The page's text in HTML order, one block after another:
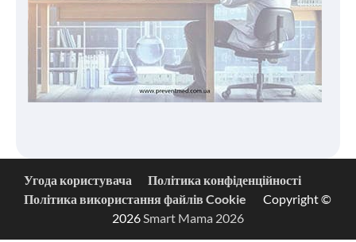
Угода користувача
Політика конфіденційності
Політика використання файлів Cookie
Copyright ©
2026 Smart Mama 2026